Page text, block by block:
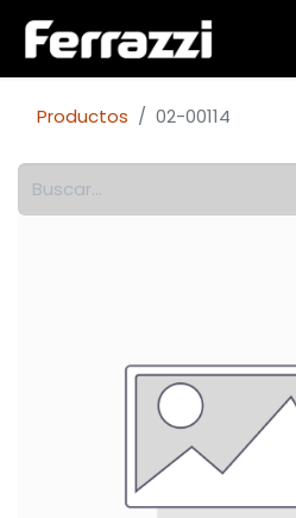
Productos 02-00114